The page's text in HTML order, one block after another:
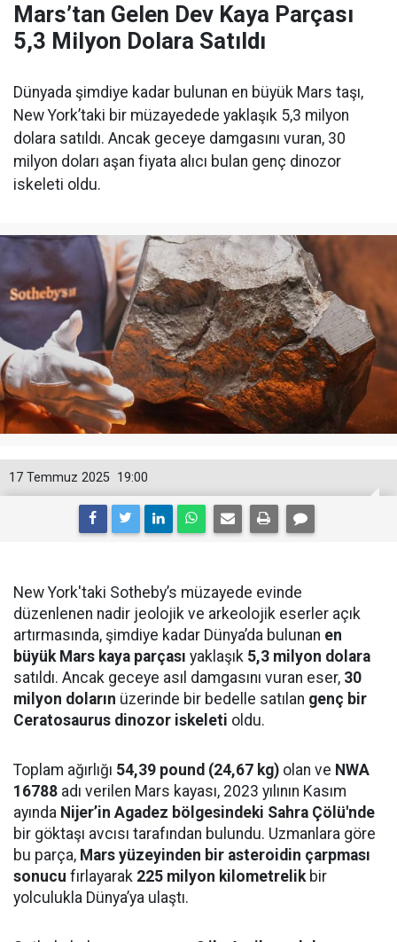
Mars’tan Gelen Dev Kaya Parçası
5,3 Milyon Dolara Satıldı
Dünyada şimdiye kadar bulunan en büyük Mars taşı,
New York’taki bir müzayedede yaklaşık 5,3 milyon
dolara satıldı. Ancak geceye damgasını vuran, 30
milyon doları aşan fiyata alıcı bulan genç dinozor
iskeleti oldu.
19:00
17 Temmuz 2025
New York'taki Sotheby’s müzayede evinde
düzenlenen nadir jeolojik ve arkeolojik eserler açık
artırmasında, şimdiye kadar Dünya’da bulunan en
büyük Mars kaya parçası yaklaşık 5,3 milyon dolara
satıldı. Ancak geceye asıl damgasını vuran eser, 30
milyon doların üzerinde bir bedelle satılan genç bir
Ceratosaurus dinozor iskeleti oldu.
Toplam ağırlığı 54,39 pound (24,67 kg) olan ve NWA
16788 adı verilen Mars kayası, 2023 yılının Kasım
ayında Nijer’in Agadez bölgesindeki Sahra Çölü'nde
bir göktaşı avcısı tarafından bulundu. Uzmanlara göre
bu parça, Mars yüzeyinden bir asteroidin çarpması
sonucu fırlayarak 225 milyon kilometrelikbir
yolculukla Dünya’ya ulaştı.